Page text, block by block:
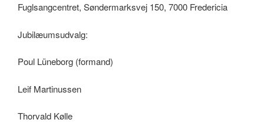
Fuglsangcentret, Søndermarksvej 150, 7000 Fredericia
Jubilæumsudvalg:
Poul Lüneborg (formand)
Leif Martinussen
Thorvald Kølle